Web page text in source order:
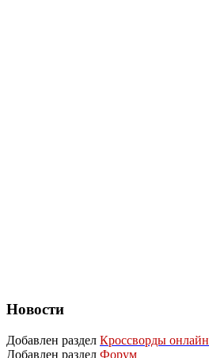
Новости
Добавлен раздел Кроссворды онлайн
Добавлен раздел Форум